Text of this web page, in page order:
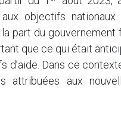
objectifs nationaux
part du gouvernement
que ce qui était
Dans ce
attribuées aux